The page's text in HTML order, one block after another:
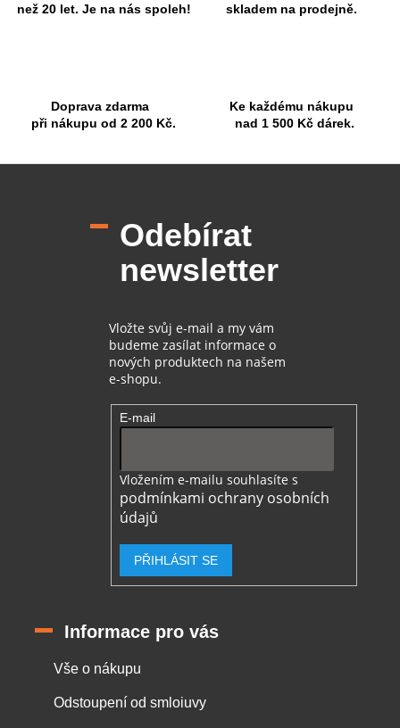
než 20 let. Je na nás spoleh!
skladem na prodejně.
Doprava zdarma
při nákupu od 2 200 Kč.
Ke každému nákupu
nad 1 500 Kč dárek.
Odebírat
newsletter
Vložte svůj e-mail a my vám
budeme zasílat informace o
nových produktech na našem
e-shopu.
E-mail
Vložením e-mailu souhlasíte s
podmínkami ochrany osobních
údajů
PŘIHLÁSIT SE
Informace pro vás
Vše o nákupu
Odstoupení od smloiuvy